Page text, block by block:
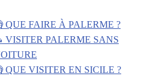
QUE FAIRE À PALERME ?
VISITER PALERME SANS
QUE VISITER EN SICILE ?